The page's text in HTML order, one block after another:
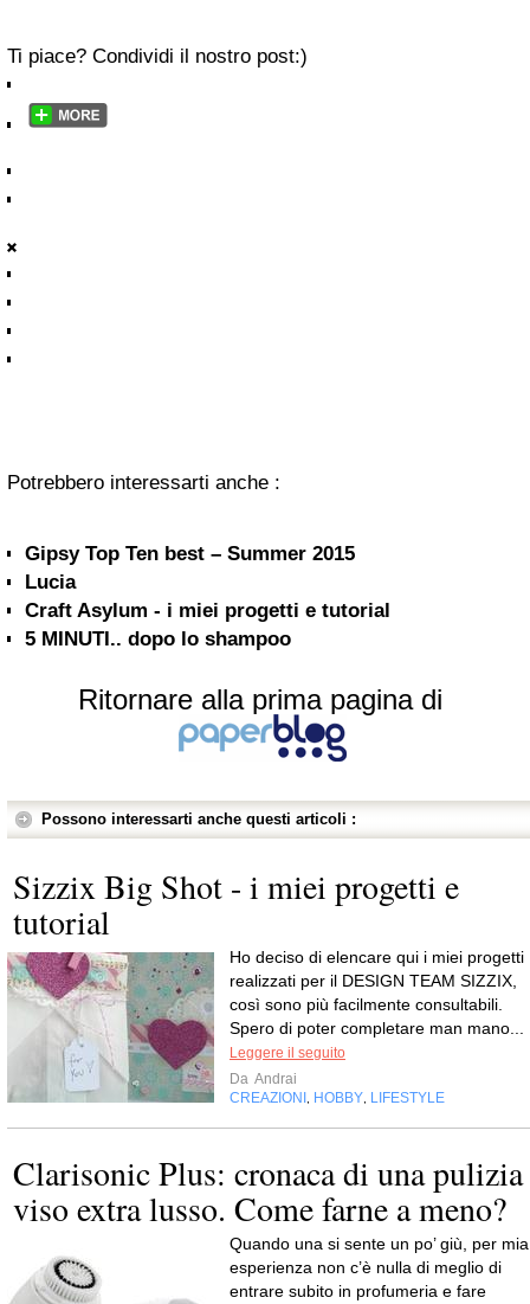
Ti piace? Condividi il nostro post:)
Potrebbero interessarti anche :
Gipsy Top Ten best – Summer 2015
Lucia
Craft Asylum - i miei progetti e tutorial
5 MINUTI.. dopo lo shampoo
Ritornare alla prima pagina di
Possono interessarti anche questi articoli :
Sizzix Big Shot - i miei progetti e
tutorial
Ho deciso di elencare qui i miei progetti
realizzati per il DESIGN TEAM SIZZIX,
così sono più facilmente consultabili.
Spero di poter completare man mano...
Leggere il seguito
Da Andrai
CREAZIONI
HOBBY LIFESTYLE
Clarisonic Plus: cronaca di una pulizia
viso extra lusso. Come farne a meno?
Quando una si sente un po’ giù, per mia
esperienza non c’è nulla di meglio di
entrare subito in profumeria e fare